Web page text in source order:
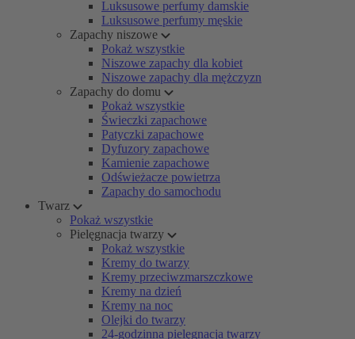
Luksusowe perfumy damskie
Luksusowe perfumy męskie
Zapachy niszowe
Pokaż wszystkie
Niszowe zapachy dla kobiet
Niszowe zapachy dla mężczyzn
Zapachy do domu
Pokaż wszystkie
Świeczki zapachowe
Patyczki zapachowe
Dyfuzory zapachowe
Kamienie zapachowe
Odświeżacze powietrza
Zapachy do samochodu
Twarz
Pokaż wszystkie
Pielęgnacja twarzy
Pokaż wszystkie
Kremy do twarzy
Kremy przeciwzmarszczkowe
Kremy na dzień
Kremy na noc
Olejki do twarzy
24-godzinna pielęgnacja twarzy